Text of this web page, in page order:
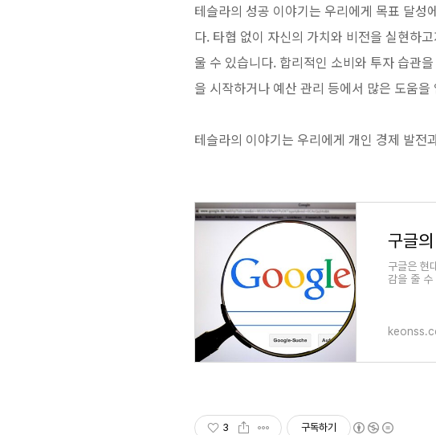
테슬라의 성공 이야기는 우리에게 목표 달성
다. 타협 없이 자신의 가치와 비전을 실현하
울 수 있습니다. 합리적인 소비와 투자 습관
을 시작하거나 예산 관리 등에서 많은 도움을
테슬라의 이야기는 우리에게 개인 경제 발전
구글
구글은 현
감을 줄 수
3 구독하기